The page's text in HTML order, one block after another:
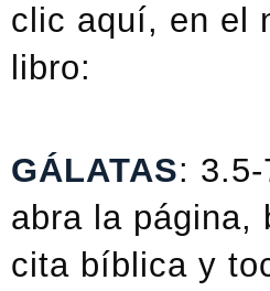
clic aquí, en el
libro:
GÁLATAS:
abra la página,
cita bíblica y